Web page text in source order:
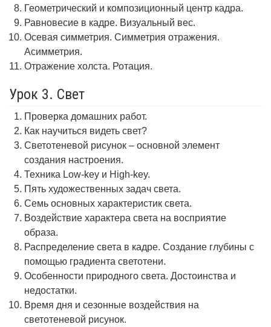
Геометрический и композиционный центр кадра.
Равновесие в кадре. Визуальный вес.
Осевая симметрия. Симметрия отражения.
Асимметрия.
Отражение холста. Ротация.
Урок 3. Свет
Проверка домашних работ.
Как научиться видеть свет?
Светотеневой рисунок – основной элемент
создания настроения.
Техника Low-key и High-key.
Пять художественных задач света.
Семь основных характеристик света.
Воздействие характера света на восприятие
образа.
Распределение света в кадре. Создание глубины с
помощью градиента светотени.
Особенности природного света. Достоинства и
недостатки.
Время дня и сезонные воздействия на
светотеневой рисунок.